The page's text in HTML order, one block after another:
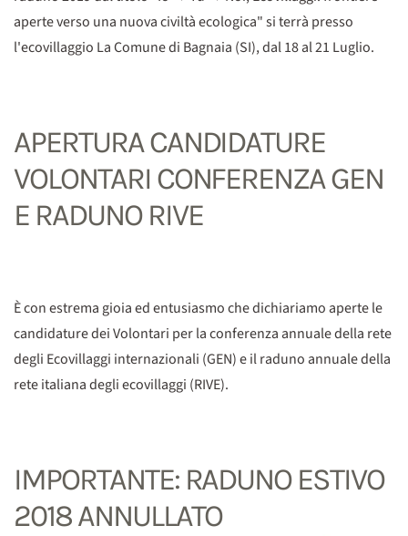
aperte verso una nuova civiltà ecologica" si terrà presso
l'ecovillaggio La Comune di Bagnaia (SI), dal 18 al 21 Luglio.
APERTURA CANDIDATURE
VOLONTARI CONFERENZA GEN
E RADUNO RIVE
È con estrema gioia ed entusiasmo che dichiariamo aperte le
candidature dei Volontari per la conferenza annuale della rete
degli Ecovillaggi internazionali (GEN) e il raduno annuale della
rete italiana degli ecovillaggi (RIVE).
IMPORTANTE: RADUNO ESTIVO
2018 ANNULLATO